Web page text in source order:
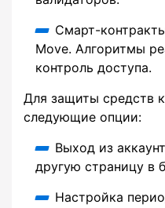
Смарт-
Move. Алгоритмы
контроль доступа.
Для защиты средств
следующие опции:
Выход из
другую страницу в
Настройка